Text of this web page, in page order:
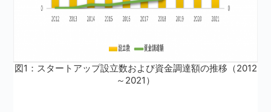
図1：スタートアップ設立数および資金調達額の推移（2012
～2021）